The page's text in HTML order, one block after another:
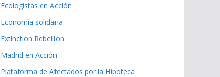
Ecologistas en Acción
Economía solidaria
Extinction Rebellion
Madrid en Acción
Plataforma de Afectados por la Hipoteca